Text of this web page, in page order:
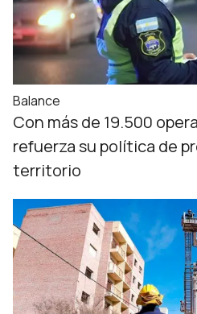
Balance
Con más de 19.500
refuerza su política de
territorio